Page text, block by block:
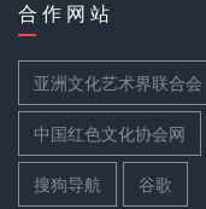
合 作 网 站
亚洲文化艺术界联合会
中国红色文化协会网
搜狗导航 谷歌